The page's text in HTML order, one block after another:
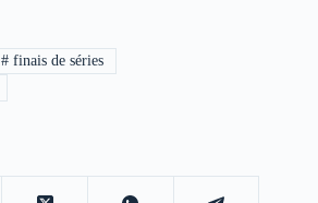
#finais de séries